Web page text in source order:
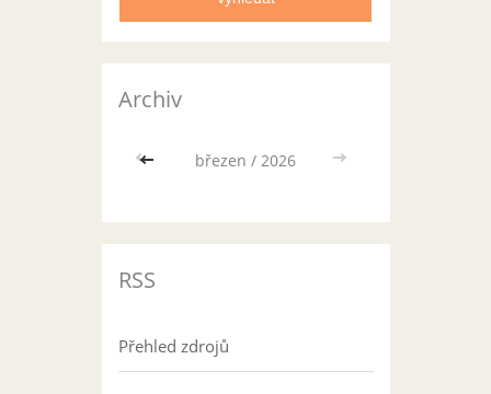
Archiv
<< březen / 2026 >>
RSS
Přehled zdrojů